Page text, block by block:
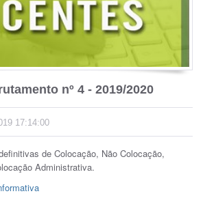
nº 4 - 2019/2020
17:14:00
de Colocação, Não Colocação,
Administrativa.